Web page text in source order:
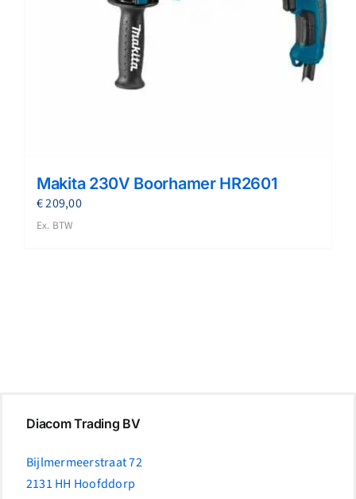
Makita 230V Boorhamer HR2601
€209,00
Ex. BTW
Diacom Trading BV
Bijlmermeerstraat 72
2131 HH Hoofddorp